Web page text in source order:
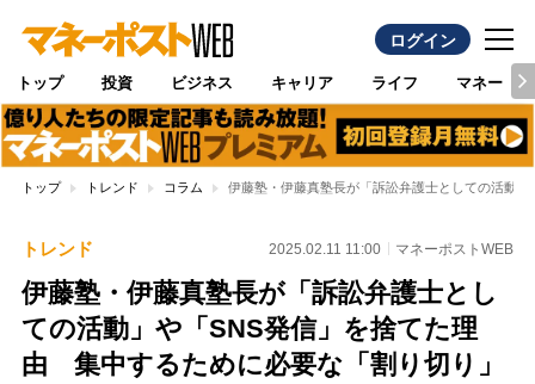
ログイン
トップ 投資 ビジネス キャリア ライフ マネー
トップ トレンド コラム 伊藤塾・伊藤真塾長が「訴訟弁護士としての活動
トレンド 2025.02.11 11:00 マネーポストWEB
伊藤塾・伊藤真塾長が「訴訟弁護士とし
ての活動」や「SNS発信」を捨てた理
由 集中するために必要な「割り切り」